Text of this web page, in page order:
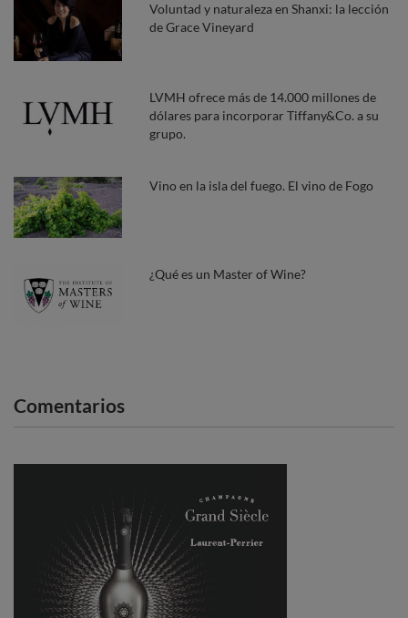
Voluntad y naturaleza en Shanxi: la lección
de Grace Vineyard
LVMH ofrece más de 14.000 millones de
dólares para incorporar Tiffany&Co. a su
grupo.
Vino en la isla del fuego. El vino de Fogo
¿Qué es un Master of Wine?
Comentarios